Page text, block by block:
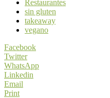
Restaurantes
sin gluten
takeaway
vegano
Facebook
Twitter
WhatsApp
Linkedin
Email
Print